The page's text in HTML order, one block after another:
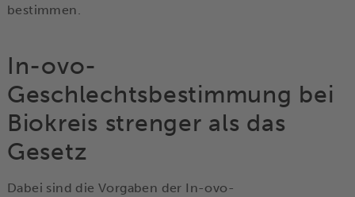
bestimmen.
In-ovo-
Geschlechtsbestimmung bei
Biokreis strenger als das
Gesetz
Dabei sind die Vorgaben der In-ovo-